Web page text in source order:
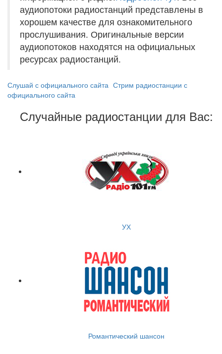
аудиопотоки радиостанций представлены в
хорошем качестве для ознакомительного
прослушивания. Оригинальные версии
аудиопотоков находятся на официальных
ресурсах радиостанций.
Слушай с официального сайта Стрим радиостанции с
официального сайта
Случайные радиостанции для Вас:
УХ
Романтический шансон